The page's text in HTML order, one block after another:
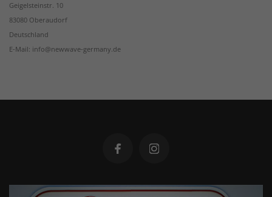
Geigelsteinstr. 10
83080 Oberaudorf
Deutschland
E-Mail: info@newwave-germany.de